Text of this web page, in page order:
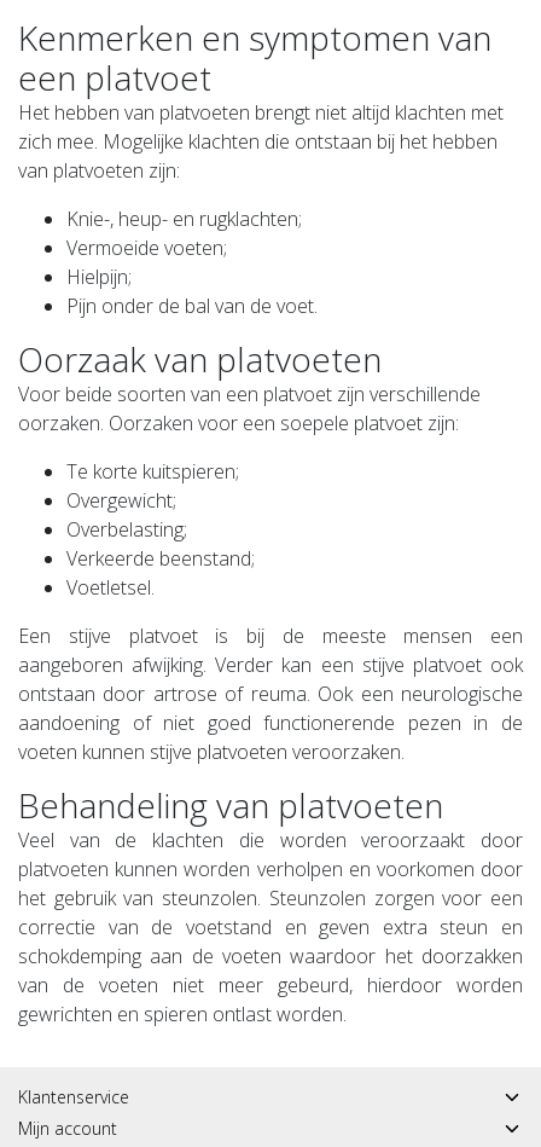
Kenmerken en symptomen van
een platvoet
Het hebben van platvoeten brengt niet altijd klachten met
zich mee. Mogelijke klachten die ontstaan bij het hebben
van platvoeten zijn:
Knie-, heup- en rugklachten;
Vermoeide voeten;
Hielpijn;
Pijn onder de bal van de voet.
Oorzaak van platvoeten
Voor beide soorten van een platvoet zijn verschillende
oorzaken. Oorzaken voor een soepele platvoet zijn:
Te korte kuitspieren;
Overgewicht;
Overbelasting;
Verkeerde beenstand;
Voetletsel.
Een stijve platvoet is bij de meeste mensen een
aangeboren afwijking. Verder kan een stijve platvoet ook
ontstaan door artrose of reuma. Ook een neurologische
aandoening of niet goed functionerende pezen in de
voeten kunnen stijve platvoeten veroorzaken.
Behandeling van platvoeten
Veel van de klachten die worden veroorzaakt door
platvoeten kunnen worden verholpen en voorkomen door
het gebruik van steunzolen. Steunzolen zorgen voor een
correctie van de voetstand en geven extra steun en
schokdemping aan de voeten waardoor het doorzakken
van de voeten niet meer gebeurd, hierdoor worden
gewrichten en spieren ontlast worden.
Klantenservice
Mijn account